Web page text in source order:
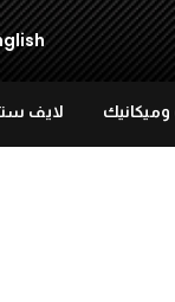
وميكانيك لايف